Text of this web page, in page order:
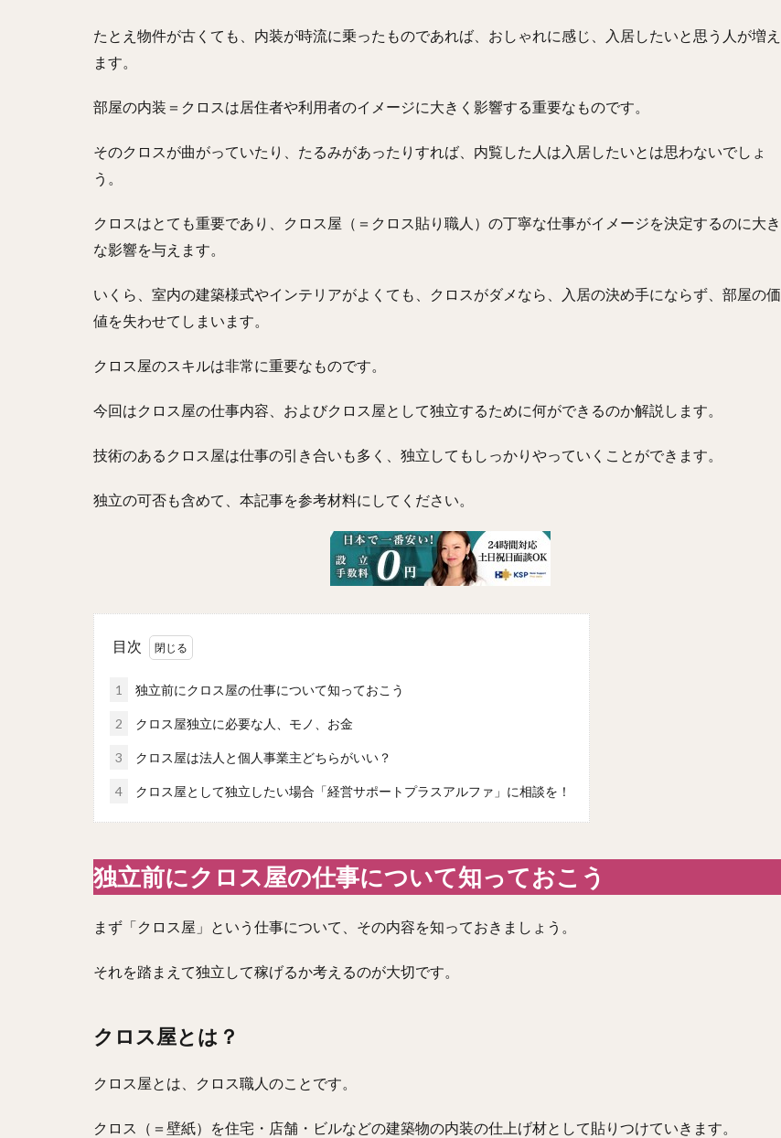
たとえ物件が古くても、内装が時流に乗ったものであれば、おしゃれに感じ、入居したいと思う人が増え
ます。
部屋の内装＝クロスは居住者や利用者のイメージに大きく影響する重要なものです。
そのクロスが曲がっていたり、たるみがあったりすれば、内覧した人は入居したいとは思わないでしょ
う。
クロスはとても重要であり、クロス屋（＝クロス貼り職人）の丁寧な仕事がイメージを決定するのに大き
な影響を与えます。
いくら、室内の建築様式やインテリアがよくても、クロスがダメなら、入居の決め手にならず、部屋の価
値を失わせてしまいます。
クロス屋のスキルは非常に重要なものです。
今回はクロス屋の仕事内容、およびクロス屋として独立するために何ができるのか解説します。
技術のあるクロス屋は仕事の引き合いも多く、独立してもしっかりやっていくことができます。
独立の可否も含めて、本記事を参考材料にしてください。
目次
1 独立前にクロス屋の仕事について知っておこう
2 クロス屋独立に必要な人、モノ、お金
3 クロス屋は法人と個人事業主どちらがいい？
4 クロス屋として独立したい場合「経営サポートプラスアルファ」に相談を！
独立前にクロス屋の仕事について知っておこう
まず「クロス屋」という仕事について、その内容を知っておきましょう。
それを踏まえて独立して稼げるか考えるのが大切です。
クロス屋とは？
クロス屋とは、クロス職人のことです。
クロス（＝壁紙）を住宅・店舗・ビルなどの建築物の内装の仕上げ材として貼りつけていきます。